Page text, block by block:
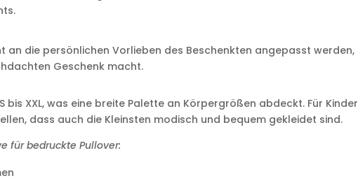
an die persönlichen Vorlieben des Beschenkten angepasst werden,
Geschenk macht.
bis XXL, was eine breite Palette an Körpergrößen abdeckt. Für Kinder
dass auch die Kleinsten modisch und bequem gekleidet sind.
für bedruckte Pullover: